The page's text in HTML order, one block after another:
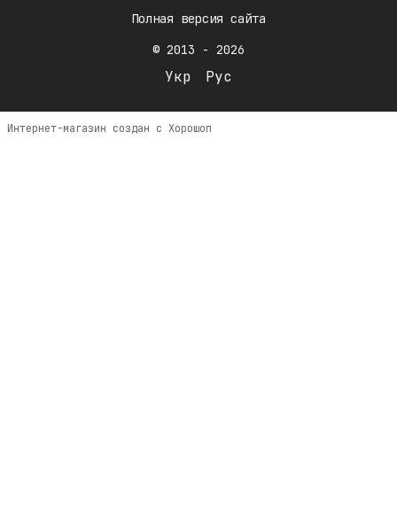
Полная версия сайта
© 2013 - 2026
Укр Рус
Интернет-магазин создан с Хорошоп